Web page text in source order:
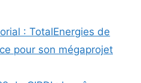
: TotalEnergies de
pour son mégaprojet